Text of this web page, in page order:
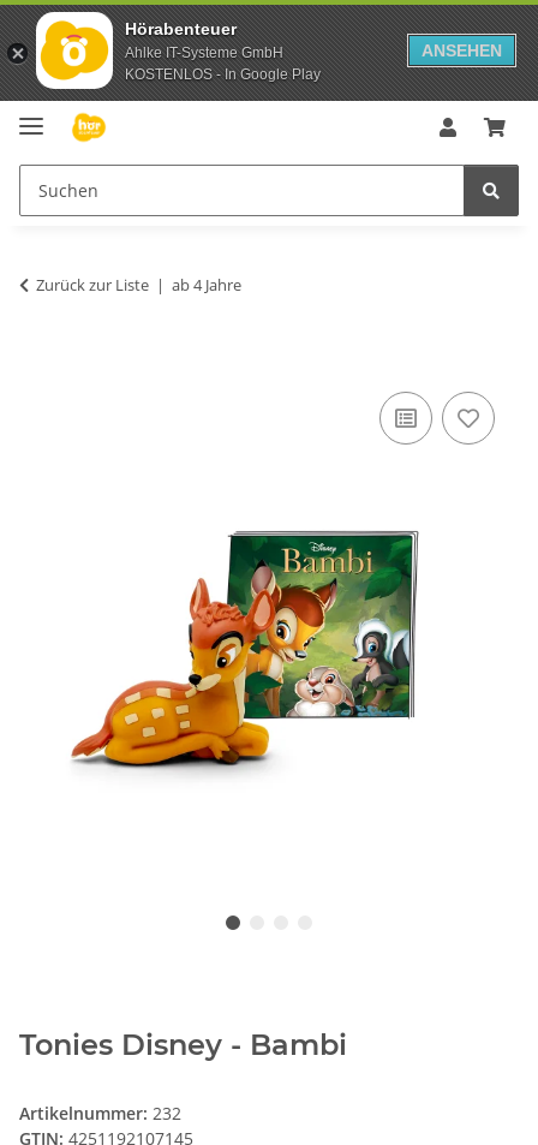
Hörabenteuer
Ahlke IT-Systeme GmbH
KOSTENLOS - In Google Play
ANSEHEN
Zurück zur Liste ab 4 Jahre
Tonies Disney - Bambi
Artikelnummer: 232
GTIN: 4251192107145